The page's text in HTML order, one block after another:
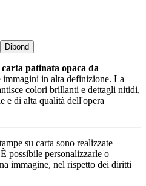
Dibond
carta patinata opaca da
immagini in alta definizione. La
colori brillanti e dettagli nitidi,
e di alta qualità dell'opera
su carta sono realizzate
possibile personalizzarle o
immagine, nel rispetto dei diritti